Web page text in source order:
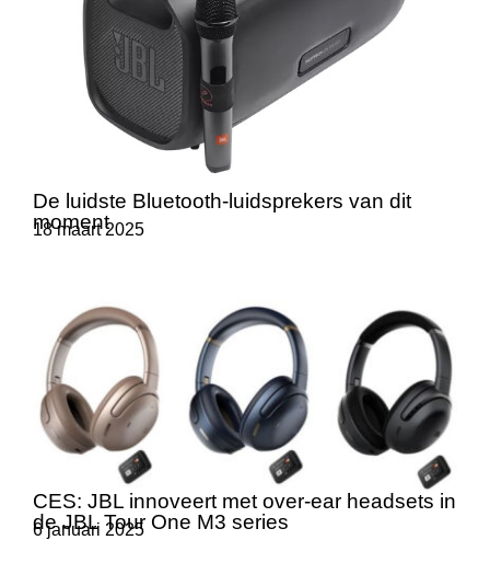
De luidste Bluetooth-luidsprekers van dit
moment
18 maart 2025
CES: JBL innoveert met over-ear headsets in
de JBL Tour One M3 series
6 januari 2025